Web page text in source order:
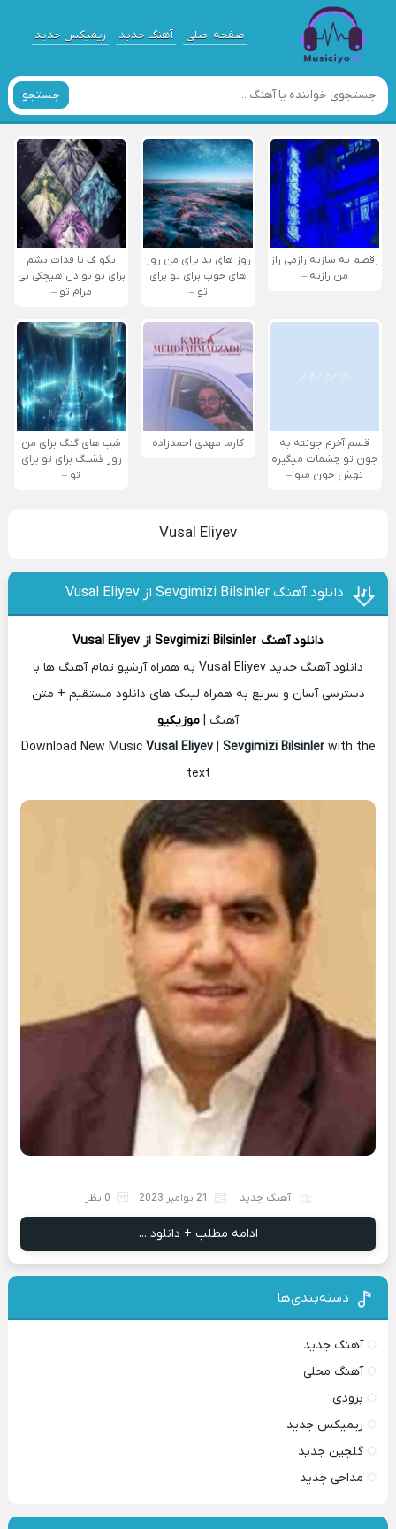
صفحه اصلی آهنگ جدید ریمیکس جدید
جستجو
رقصم به سازته رازمی راز
من رازته –
روز های بد برای من روز
های خوب برای تو برای
تو –
بگو ف تا فدات بشم
برای تو تو دل هیچکی نی
مرام تو –
قسم آخرم جونته به
جون تو چشمات میگیره
تهش جون منو –
کارما مهدی احمدزاده
شب های گنگ برای من
روز قشنگ برای تو برای
تو –
Vusal Eliyev
دانلود آهنگ Sevgimizi Bilsinler از Vusal Eliyev
دانلود آهنگ Sevgimizi Bilsinler از Vusal Eliyev
دانلود آهنگ جدید Vusal Eliyev به همراه آرشیو تمام آهنگ ها با
دسترسی آسان و سریع به همراه لینک های دانلود مستقیم + متن
آهنگ | موزیکیو
Download New Music Vusal Eliyev| Sevgimizi Bilsinler with the
text
آهنگ جدید 21 نوامبر 2023 0 نظر
ادامه مطلب + دانلود ...
دسته‌بندی‌ها
آهنگ جدید
آهنگ محلی
بزودی
ریمیکس جدید
گلچین جدید
مداحی جدید